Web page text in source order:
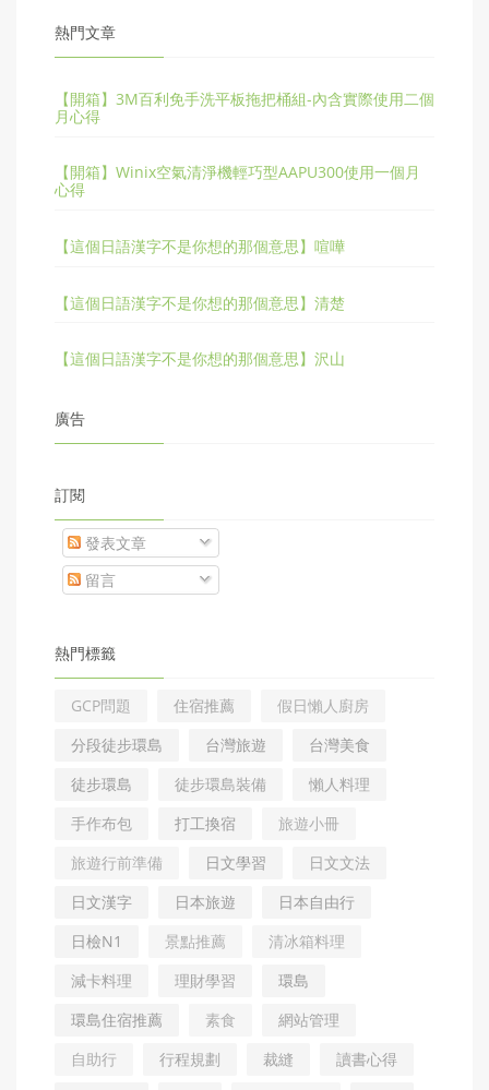
熱門文章
【開箱】3M百利免手洗平板拖把桶組-內含實際使用二個
月心得
【開箱】Winix空氣清淨機輕巧型AAPU300使用一個月
心得
【這個日語漢字不是你想的那個意思】喧嘩
【這個日語漢字不是你想的那個意思】清楚
【這個日語漢字不是你想的那個意思】沢山
廣告
訂閱
發表文章
留言
熱門標籤
GCP問題 住宿推薦
假日懶人廚房
分段徒步環島
台灣旅遊
台灣美食
徒步環島
徒步環島裝備
懶人料理
手作布包
打工換宿
旅遊小冊
旅遊行前準備
日文學習
日文文法
日文漢字
日本旅遊
日本自由行
日檢N1
景點推薦
清冰箱料理
減卡料理
理財學習
環島
環島住宿推薦
素食
網站管理
自助行
行程規劃 裁縫
讀書心得